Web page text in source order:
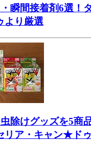
・瞬間接着剤6選！
より厳選
除けグッズを5商
リア・キャン★ドゥ